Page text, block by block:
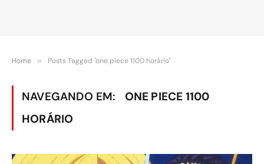
Home » Posts Tagged "one piece 1100 horário"
NAVEGANDO EM:
ONE PIECE 1100
HORÁRIO